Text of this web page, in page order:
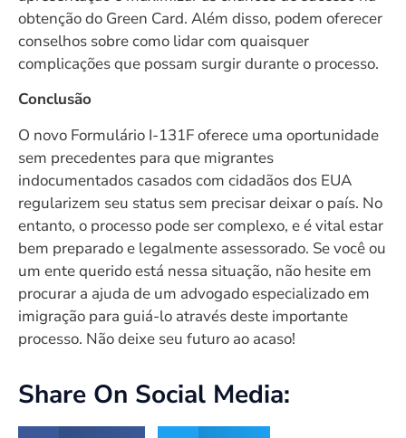
obtenção do Green Card. Além disso, podem oferecer
conselhos sobre como lidar com quaisquer
complicações que possam surgir durante o processo.
Conclusão
O novo Formulário I-131F oferece uma oportunidade
sem precedentes para que migrantes
indocumentados casados com cidadãos dos EUA
regularizem seu status sem precisar deixar o país. No
entanto, o processo pode ser complexo, e é vital estar
bem preparado e legalmente assessorado. Se você ou
um ente querido está nessa situação, não hesite em
procurar a ajuda de um advogado especializado em
imigração para guiá-lo através deste importante
processo. Não deixe seu futuro ao acaso!
Share On Social Media: